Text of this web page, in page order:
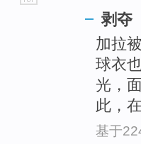
剥夺
加拉
球衣
光，
此，
基于